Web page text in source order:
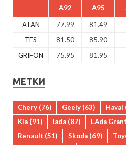
A92 A95
ATAN 77.99 81.49
TES
81.50 85.90
GRIFON
75.95 81.95
МЕТКИ
Chery (76) Geely (63) Haval
Kia (91) lada (87) LAda
Renault (51) Skoda (69)